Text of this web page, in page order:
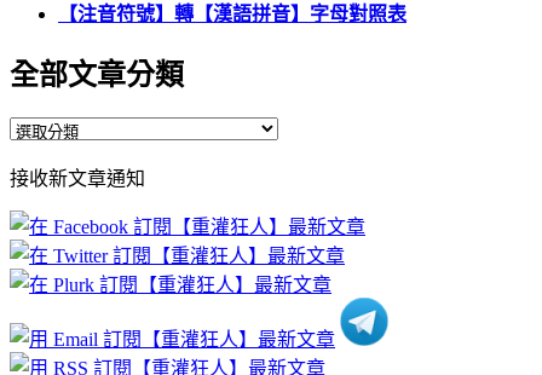
【注音符號】轉【漢語拼音】字母對照表
全部文章分類
全
文
章
分
類
接收新文章通知